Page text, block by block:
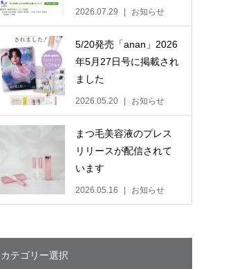
2026.07.29 お知らせ
5/20発売「anan」2026
年5月27日号に掲載され
ました
2026.05.20 お知らせ
まつ毛美容液のプレス
リリースが配信されて
います
2026.05.16 お知らせ
カテゴリー選択